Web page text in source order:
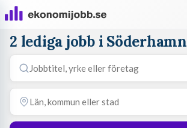
2 lediga jobb i Söderhamn